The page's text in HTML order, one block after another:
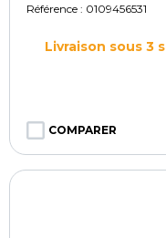
Référence : 0109456531
Livraison sous 3
COMPARER